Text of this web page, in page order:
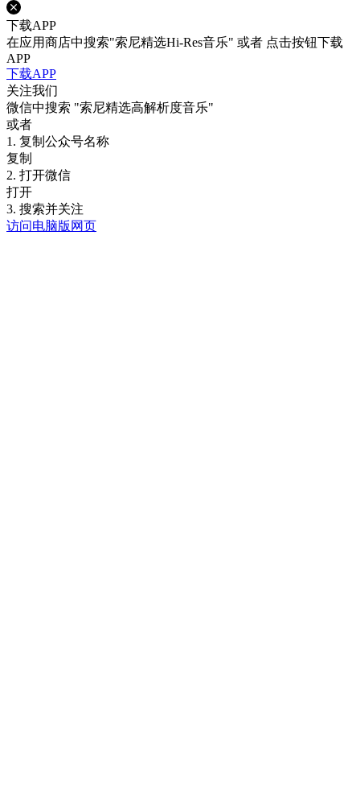
下载APP
在应用商店中搜索"索尼精选Hi-Res音乐" 或者 点击按钮下载
APP
下载APP
关注我们
微信中搜索 "索尼精选高解析度音乐"
或者
1. 复制公众号名称
复制
2. 打开微信
打开
3. 搜索并关注
访问电脑版网页